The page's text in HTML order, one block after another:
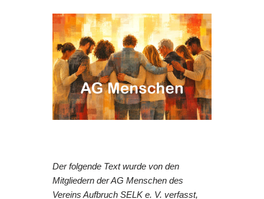
Der folgende Text wurde von den
Mitgliedern der AG Menschen des
Vereins Aufbruch SELK e. V. verfasst,